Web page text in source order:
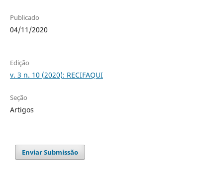
Publicado
04/11/2020
Edição
v. 3 n. 10 (2020): RECIFAQUI
Seção
Artigos
Enviar Submissão